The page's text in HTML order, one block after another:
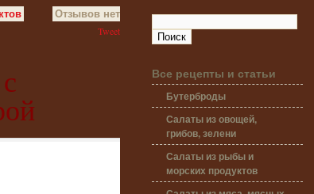
Отзывов нет
Tweet
Все рецепты и статьи
Бутерброды
Салаты из овощей,
грибов, зелени
Салаты из рыбы и
морских продуктов